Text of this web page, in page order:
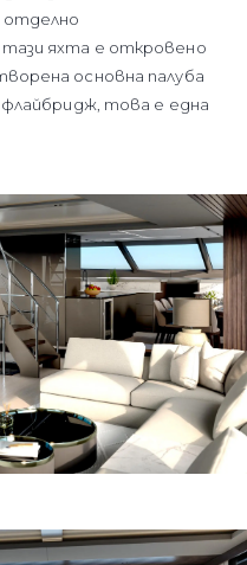
отделно
яхта е откровено
основна палуба
флайбридж, това е една